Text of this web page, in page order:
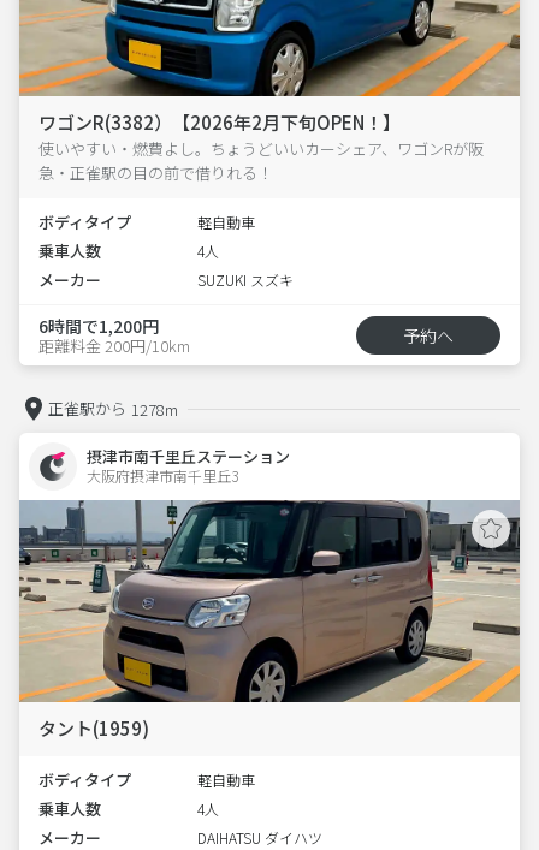
ワゴンR(3382）【2026年2月下旬OPEN！】
使いやすい・燃費よし。ちょうどいいカーシェア、ワゴンRが阪
急・正雀駅の目の前で借りれる！
ボディタイプ 軽自動車
乗車人数 4人
メーカー SUZUKI スズキ
6時間で1,200円
距離料金 200円/10km 予約へ
正雀駅から 1278m
摂津市南千里丘ステーション
大阪府摂津市南千里丘3
タント(1959)
ボディタイプ 軽自動車
乗車人数 4人
メーカー DAIHATSU ダイハツ